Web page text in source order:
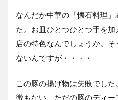
なんだか中華の「懐石料理
た。お皿ひとつひとつ手を
店の特色なんでしょうか。
ないんですが・・・・
この豚の揚げ物は失敗でし
徴もない、ただの豚のディー